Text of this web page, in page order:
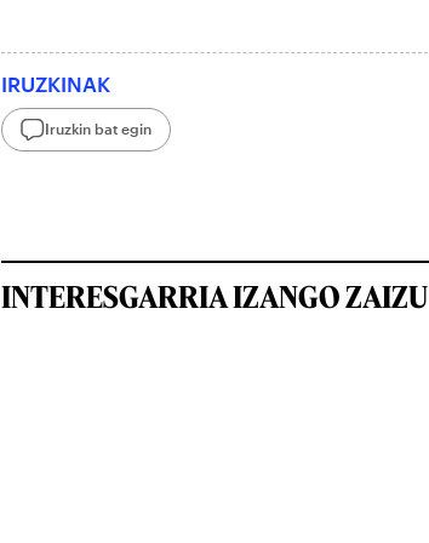
IRUZKINAK
Iruzkin bat egin
INTERESGARRIA IZANGO ZAIZU